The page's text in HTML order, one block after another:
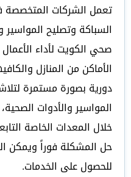
تعمل الشركات
السباكة وتصليح
صحي الكويت لأداء
الأماكن من المنازل
دورية بصورة مستمرة
المواسير والأدوات
خلال المعدات الخاصة
حل المشكلة فوراً ويمكن
للحصول على الخدمات.